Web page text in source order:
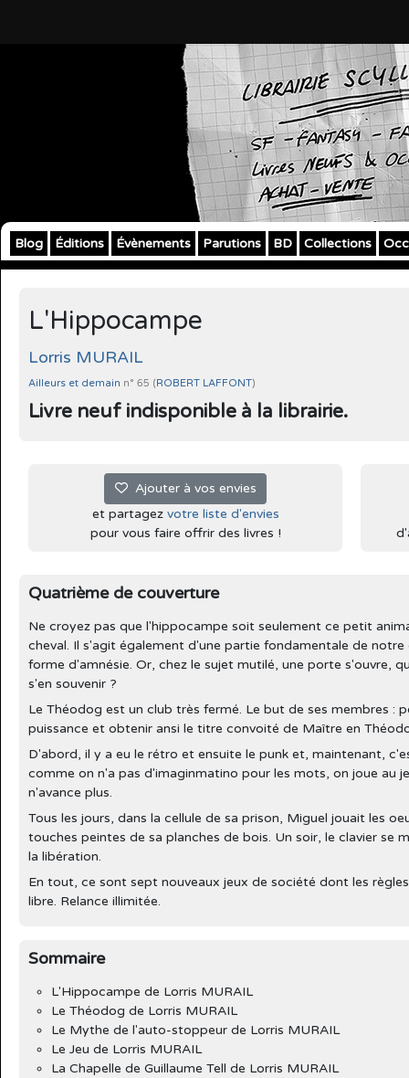
Blog Éditions Évènements Parutions BD Collections
L'Hippocampe
Lorris MURAIL
Ailleurs et demain n° 65 (ROBERT LAFFONT)
Livre neuf indisponible à la librairie.
Ajouter à vos envies
et partagez votre liste d'envies
pour vous faire offrir des livres !
Quatrième de couverture
Ne croyez pas que l'hippocampe soit seulement ce petit
cheval. Il s'agit également d'une partie fondamentale de
forme d'amnésie. Or, chez le sujet mutilé, une porte s'ouvre,
s'en souvenir ?
Le Théodog est un club très fermé. Le but de ses membres :
puissance et obtenir ansi le titre convoité de Maître en
D'abord, il y a eu le rétro et ensuite le punk et, maintenant,
comme on n'a pas d'imaginmatino pour les mots, on joue au
n'avance plus.
Tous les jours, dans la cellule de sa prison, Miguel jouait les
touches peintes de sa planches de bois. Un soir, le clavier se
la libération.
En tout, ce sont sept nouveaux jeux de société dont les
libre. Relance illimitée.
Sommaire
L'Hippocampe de Lorris MURAIL
Le Théodog de Lorris MURAIL
Le Mythe de l'auto-stoppeur de Lorris MURAIL
Le Jeu de Lorris MURAIL
La Chapelle de Guillaume Tell de Lorris MURAIL